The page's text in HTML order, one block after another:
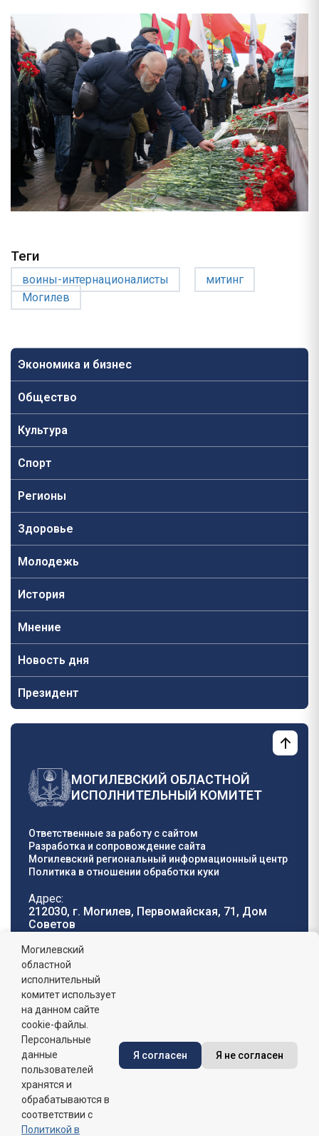
Экономика и бизнес
Общество
Культура
Спорт
Регионы
Здоровье
Молодежь
История
Мнение
Новость дня
Президент
Теги
воины-интернационалисты
митинг
Могилев
МОГИЛЕВСКИЙ ОБЛАСТНОЙ
ИСПОЛНИТЕЛЬНЫЙ КОМИТЕТ
Ответственные за работу с сайтом
Разработка и сопровождение сайта
Могилевский региональный информационный центр
Политика в отношении обработки куки
Адрес:
212030, г. Могилев, Первомайская, 71, Дом
Cоветов
Телефон горячей
линии:
8 (0222) 71-32-55
График работы:
пн-пт: 8.00 - 17.00, сб-вс: выходной,
обеденный перерыв: 13:00 - 14:00
Сайт зарегистрирован в Государственном регистре
информационных ресурсов Республики Беларусь. №
Могилевский
областной
исполнительный
комитет использует
на данном сайте
cookie-файлы.
Персональные
данные
пользователей
хранятся и
обрабатываются в
соответствии с
Политикой в
Я согласен Я не согласен